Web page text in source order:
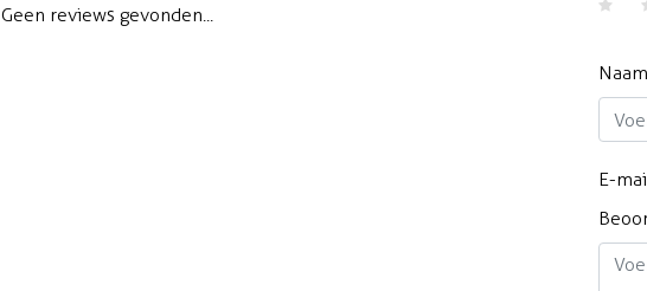
Geen reviews gevonden...
Naam
E-